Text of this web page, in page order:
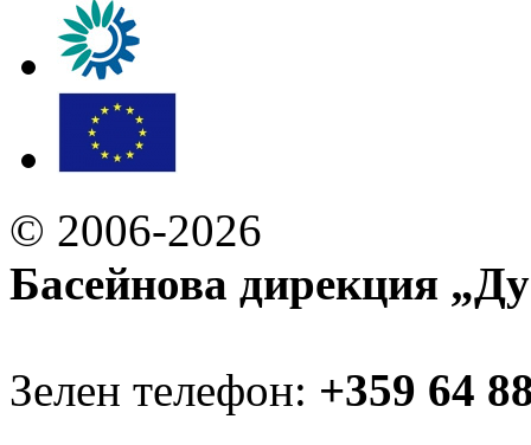
© 2006-2026
Басейнова дирекция
Зелен телефон: +359 64